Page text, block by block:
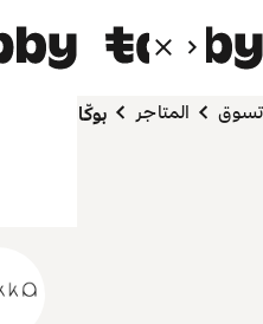
تسوق المتاجر بوكّا